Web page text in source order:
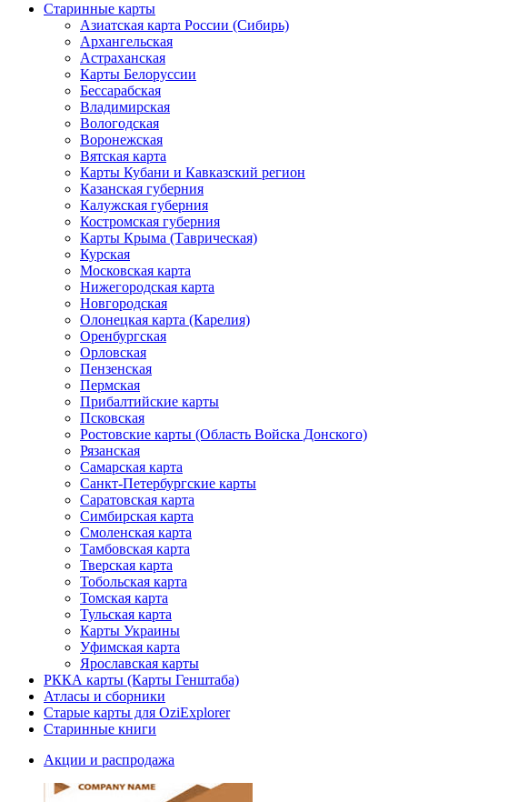
Старинные карты
Азиатская карта России (Сибирь)
Архангельская
Астраханская
Карты Белоруссии
Бессарабская
Владимирская
Вологодская
Воронежская
Вятская карта
Карты Кубани и Кавказский регион
Казанская губерния
Калужская губерния
Костромская губерния
Карты Крыма (Таврическая)
Курская
Московская карта
Нижегородская карта
Новгородская
Олонецкая карта (Карелия)
Оренбургская
Орловская
Пензенская
Пермская
Прибалтийские карты
Псковская
Ростовские карты (Область Войска Донского)
Рязанская
Самарская карта
Санкт-Петербургские карты
Саратовская карта
Симбирская карта
Смоленская карта
Тамбовская карта
Тверская карта
Тобольская карта
Томская карта
Тульская карта
Карты Украины
Уфимская карта
Ярославская карты
РККА карты (Карты Генштаба)
Атласы и сборники
Старые карты для OziExplorer
Старинные книги
Акции и распродажа